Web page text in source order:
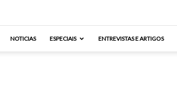
NOTICIAS ESPECIAIS ENTREVISTAS E ARTIGOS